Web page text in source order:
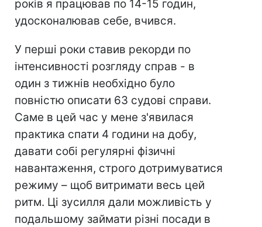
років я працював по 14-15 годин,
удосконалював себе, вчився.
У перші роки ставив рекорди по
інтенсивності розгляду справ - в
один з тижнів необхідно було
повністю описати 63 судові справи.
Саме в цей час у мене з'явилася
практика спати 4 години на добу,
давати собі регулярні фізичні
навантаження, строго дотримуватися
режиму – щоб витримати весь цей
ритм. Ці зусилля дали можливість у
подальшому займати різні посади в